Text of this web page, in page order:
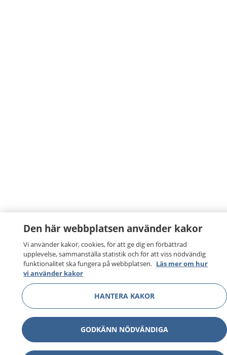
Den här webbplatsen använder kakor
Vi använder kakor, cookies, för att ge dig en förbättrad
upplevelse, sammanställa statistik och för att viss nödvändig
funktionalitet ska fungera på webbplatsen. Läs mer om hur
vi använder kakor
HANTERA KAKOR
GODKÄNN NÖDVÄNDIGA